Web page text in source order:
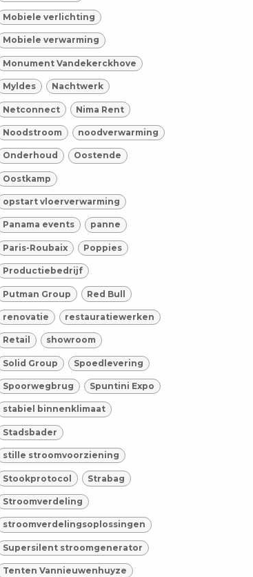
Mobiele verlichting
Mobiele verwarming
Monument Vandekerckhove
Myldes Nachtwerk
Netconnect Nima Rent
Noodstroom noodverwarming
Onderhoud Oostende
Oostkamp
opstart vloerverwarming
Panama events panne
Paris-Roubaix Poppies
Productiebedrijf
Putman Group Red Bull
renovatie restauratiewerken
Retail showroom
Solid Group Spoedlevering
Spoorwegbrug Spuntini Expo
stabiel binnenklimaat
Stadsbader
stille stroomvoorziening
Stookprotocol Strabag
Stroomverdeling
stroomverdelingsoplossingen
Supersilent stroomgenerator
Tenten Vannieuwenhuyze